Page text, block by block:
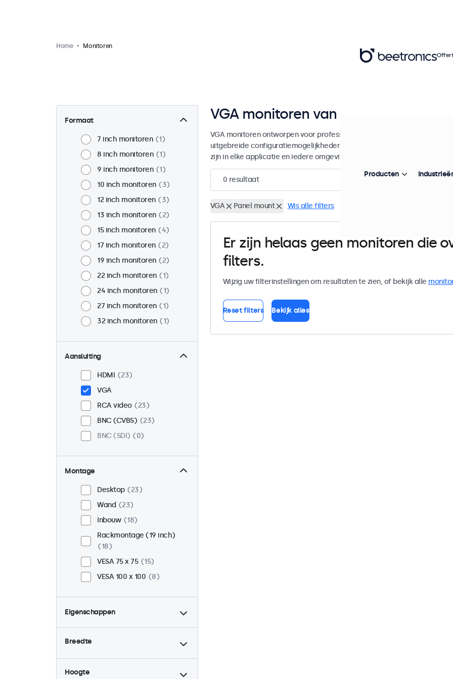
Home Monitoren
Formaat
7 inch monitoren
1
8 inch monitoren
1
9 inch monitoren
1
10 inch monitoren
3
12 inch monitoren
3
13 inch monitoren
2
15 inch monitoren
4
17 inch monitoren
2
19 inch monitoren
2
22 inch monitoren
1
24 inch monitoren
1
27 inch monitoren
1
32 inch monitoren
1
Aansluiting
HDMI
23
VGA
RCA video
23
BNC (CVBS)
23
BNC (SDI)
0
Montage
Desktop
23
Wand
23
Inbouw
18
Rackmontage (19 inch)
18
VESA 75 x 75
15
VESA 100 x 100
8
Eigenschappen
4:3 / 5:4
6
Dimbaar
23
Breedte
Hoogte
VGA monitoren van 7 tot 32 inch
VGA monitoren ontworpen voor professionele toepassingen en continu
uitgebreide configuratiemogelijkheden en veelzijdige montageopties,
zijn in elke applicatie en iedere omgeving.
0 resultaat
VGA Panel mount Wis alle filters
Er zijn helaas geen monitoren die
filters.
Wijzig uw filterinstellingen om resultaten te zien, of bekijk alle
Reset filters Bekijk alles
Producten